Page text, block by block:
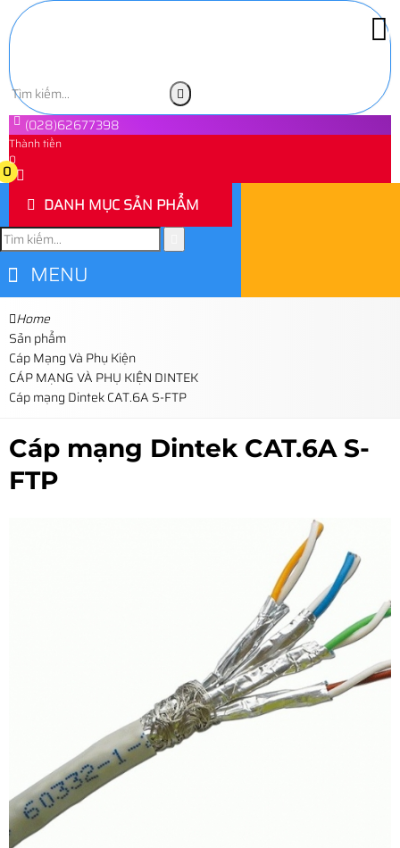
(028)62677398
Thành tiền
0
0
DANH MỤC SẢN PHẨM
MENU
Home
Sản phẩm
Cáp Mạng Và Phụ Kiện
CÁP MẠNG VÀ PHỤ KIỆN DINTEK
Cáp mạng Dintek CAT.6A S-FTP
Cáp mạng Dintek CAT.6A S-
FTP